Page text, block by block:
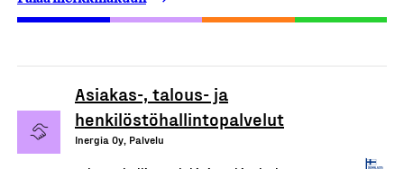
Asiakas-, talous- ja
henkilöstöhallintopalvelut
Inergia Oy, Palvelu